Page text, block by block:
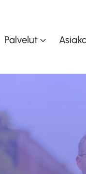
Palvelut
Dataohjattu